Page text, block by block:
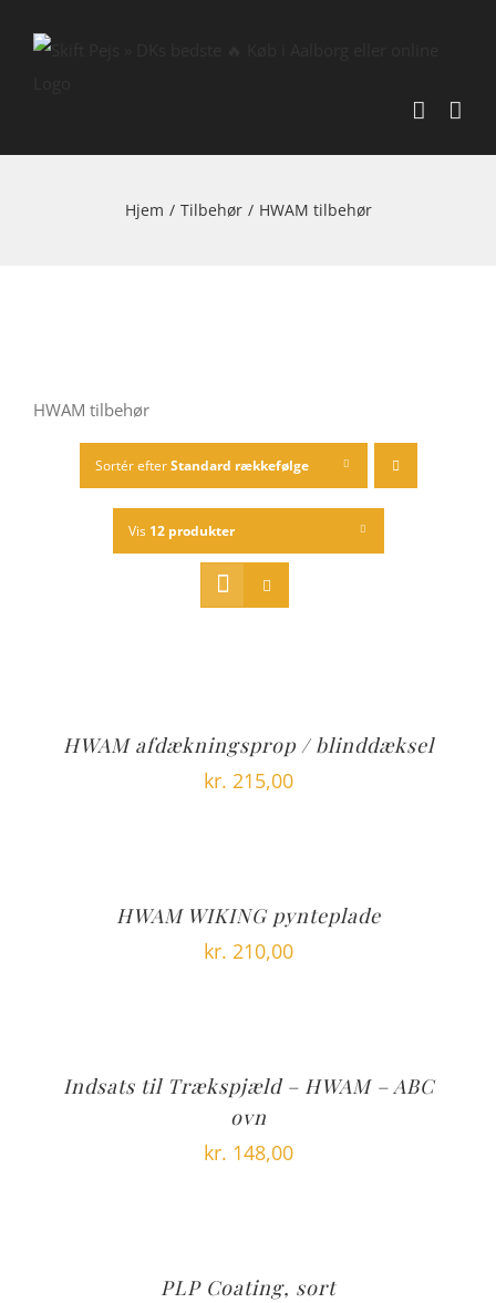
Hjem / Tilbehør / HWAM tilbehør
HWAM tilbehør
Sortér efterStandard rækkefølge
Vis 12 produkter
HWAM afdækningsprop / blinddæksel
kr. 215,00
HWAM WIKING pynteplade
kr. 210,00
Indsats til Trækspjæld – HWAM – ABC
ovn
kr. 148,00
PLP Coating, sort